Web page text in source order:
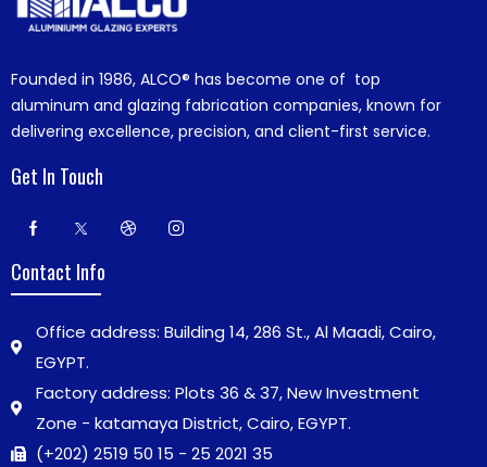
Founded in 1986, ALCO® has become one of top
aluminum and glazing fabrication companies, known for
delivering excellence, precision, and client-first service.
Get In Touch
Contact Info
Office address: Building 14, 286 St., Al Maadi, Cairo,
EGYPT.
Factory address: Plots 36 & 37, New Investment
Zone - katamaya District, Cairo, EGYPT.
(+202) 2519 50 15 - 25 2021 35